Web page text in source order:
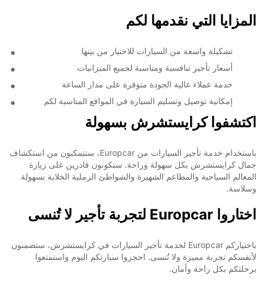
المزايا التي نقدمها لكم
تشكيلة واسعة من السيارات للاختيار من بينها
أسعار تأجير تنافسية ومناسبة لجميع الميزانيات
خدمة عملاء عالية الجودة متوفرة على مدار الساعة
إمكانية توصيل وتسليم السيارة في المواقع المناسبة لكم
اكتشفوا كرايستشرش بسهولة
باستخدام خدمة تأجير السيارات من Europcar، ستتمكنون من استكشاف
جمال كرايستشرش بكل سهولة وراحة. ستكونون قادرين على زيارة
المعالم السياحية والمطاعم الشهيرة والشواطئ الرملية الخلابة بسهولة
وسلاسة.
اختاروا Europcar لتجربة تأجير لا تُنسى
باختياركم Europcar لخدمة تأجير السيارات في كرايستشرش، ستضمنون
لأنفسكم تجربة مميزة ولا تُنسى. احجزوا سيارتكم اليوم واستمتعوا
برحلتكم بكل راحة وأمان.